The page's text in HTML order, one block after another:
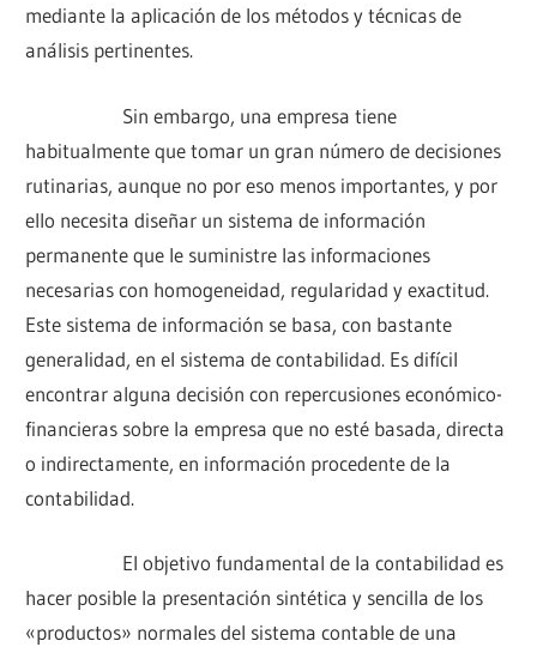
mediante la aplicación de los métodos y técnicas de
análisis pertinentes.
Sin embargo, una empresa tiene
habitualmente que tomar un gran número de decisiones
rutinarias, aunque no por eso menos importantes, y por
ello necesita diseñar un sistema de información
permanente que le suministre las informaciones
necesarias con homogeneidad, regularidad y exactitud.
Este sistema de información se basa, con bastante
generalidad, en el sistema de contabilidad. Es difícil
encontrar alguna decisión con repercusiones económico-
financieras sobre la empresa que no esté basada, directa
o indirectamente, en información procedente de la
contabilidad.
El objetivo fundamental de la contabilidad es
hacer posible la presentación sintética y sencilla de los
«productos» normales del sistema contable de una